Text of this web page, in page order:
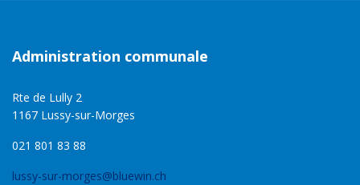
Administration communale
Rte de Lully 2
1167 Lussy-sur-Morges
021 801 83 88
lussy-sur-morges@bluewin.ch